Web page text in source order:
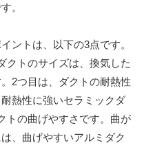
。
ントは、以下の3点です。
クトのサイズは、換気した
2つ目は、ダクトの耐熱性
熱性に強いセラミックダ
トの曲げやすさです。曲が
、曲げやすいアルミダク